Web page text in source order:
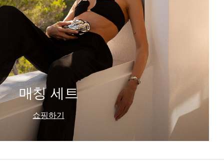
매칭 세트
쇼핑하기